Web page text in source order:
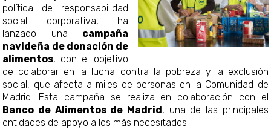
política de responsabilidad
social corporativa, ha
lanzado una campaña
navideña de donación de
alimentos, con el objetivo
de colaborar en la lucha contra la pobreza y la exclusión
social, que afecta a miles de personas en la Comunidad de
Madrid. Esta campaña se realiza en colaboración con el
Banco de Alimentos de Madrid, una de las principales
entidades de apoyo a los más necesitados.